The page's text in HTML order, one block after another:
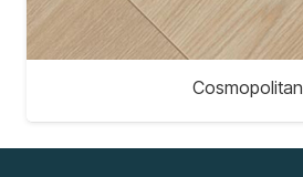
Cosmopolitan